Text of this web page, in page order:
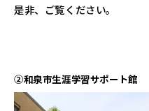
是非、ご覧ください。
②和泉市生涯学習サポート館